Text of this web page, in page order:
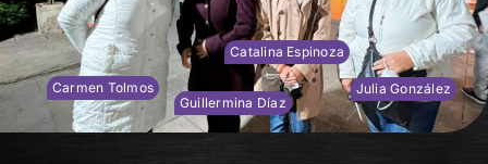
Carmen Tolmos
Julia González
Guillermina Díaz
Catalina Espinoza